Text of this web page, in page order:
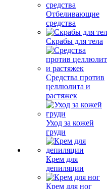
Отбеливающие
средства
Скрабы для тела
Средства против
целлюлита и
растяжек
Уход за кожей
груди
Крем для
депиляции
Крем для ног